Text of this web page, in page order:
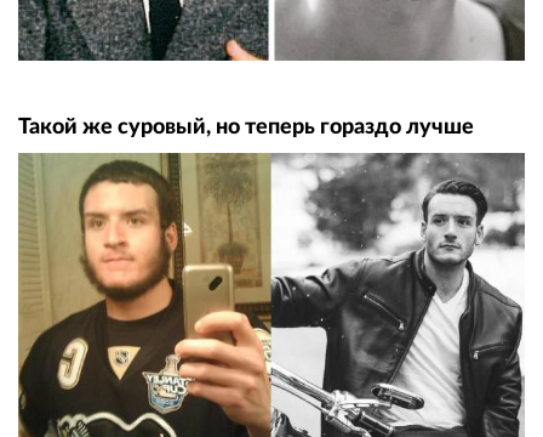
Такой же суровый, но теперь гораздо лучше